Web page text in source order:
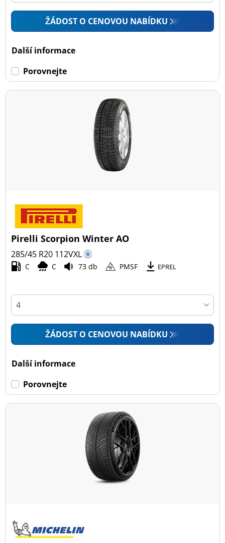
ŽÁDOST O CENOVOU NABÍDKU
Další informace
Porovnejte
Pirelli Scorpion Winter AO
285/45 R20 112VXL
C C 73 db PMSF EPREL
ŽÁDOST O CENOVOU NABÍDKU
Další informace
Porovnejte